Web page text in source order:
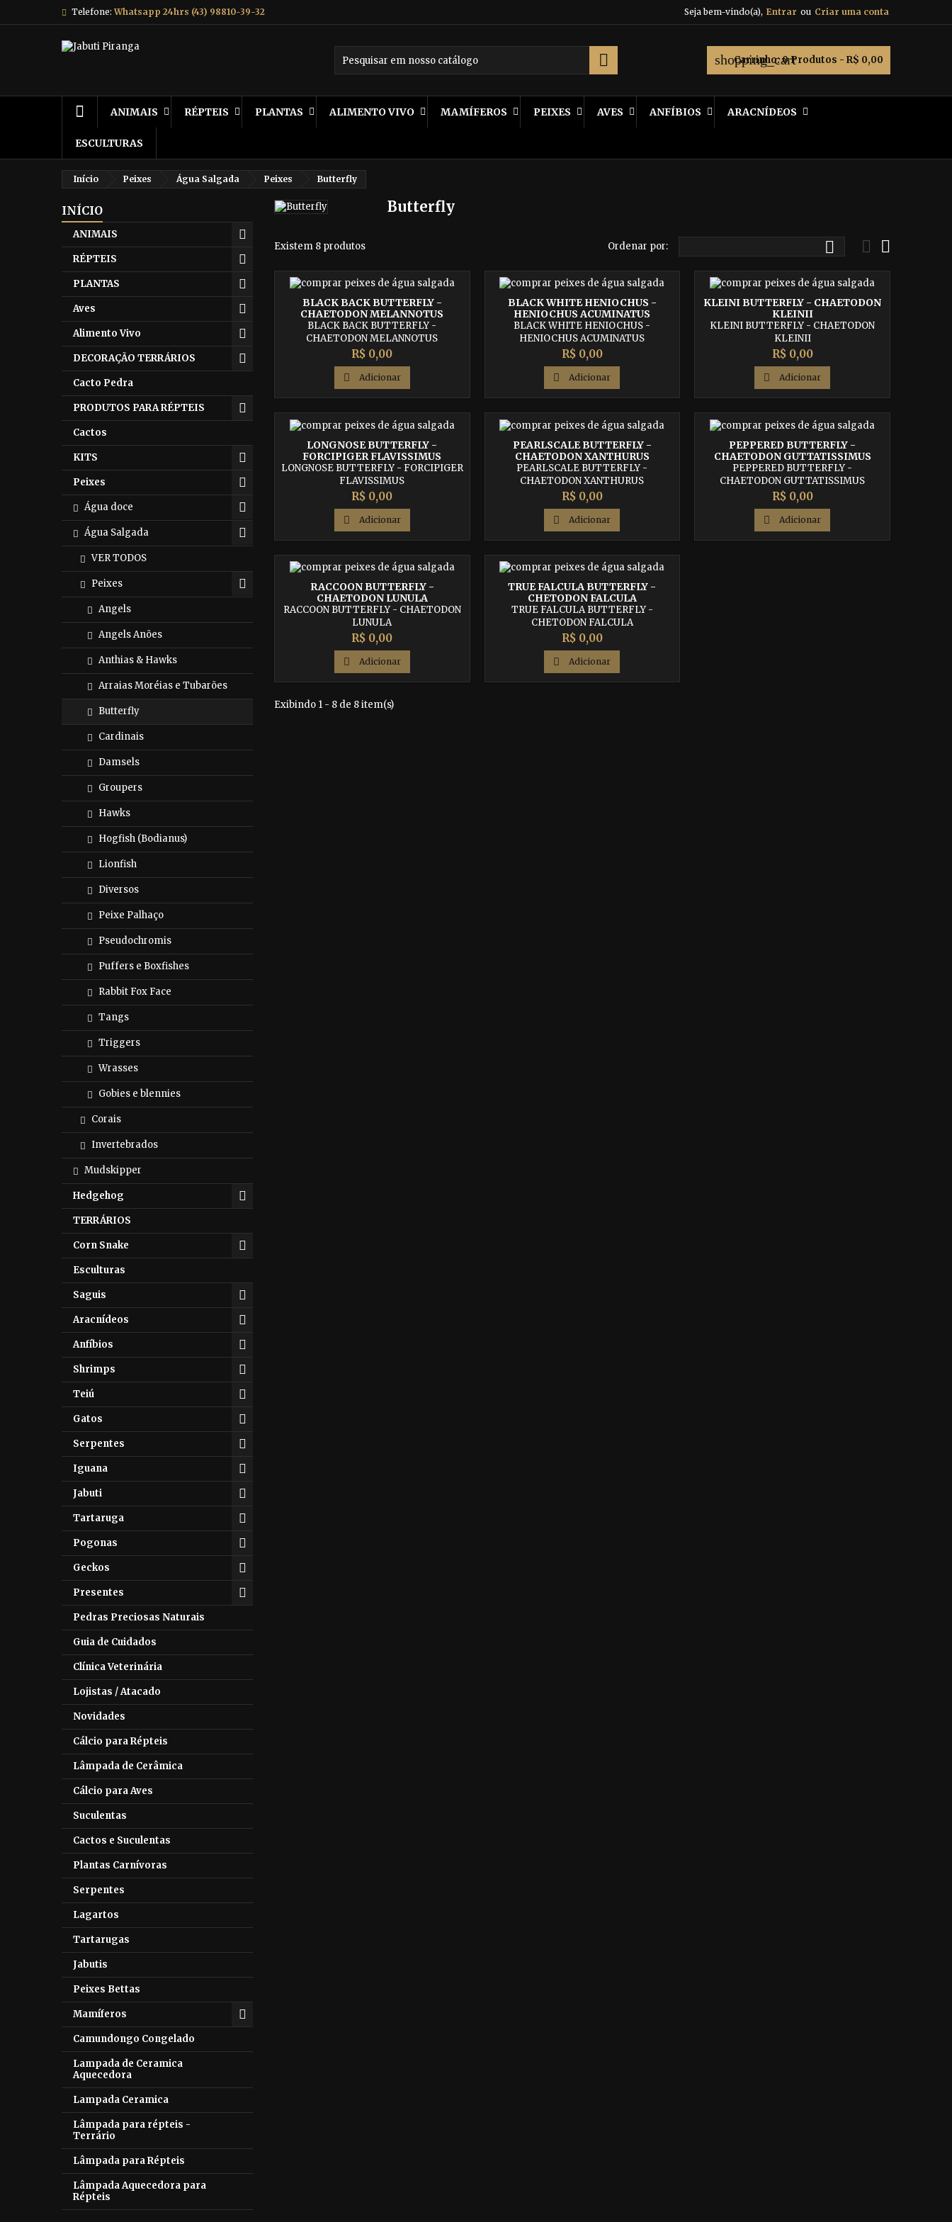
Telefone: Whatsapp 24hrs (43) 98810-39-32 Seja bem-vindo(a), Entrar ou Criar uma conta
shopping_cart
Carrinho:0Produtos - R$ 0,00

ANIMAIS RÉPTEIS PLANTAS ALIMENTO VIVO MAMÍFEROS PEIXES AVES ANFÍBIOS ARACNÍDEOS
ESCULTURAS
Início Peixes Água Salgada Peixes Butterfly
INÍCIO
ANIMAIS
RÉPTEIS
PLANTAS
Aves
Alimento Vivo
DECORAÇÃO TERRÁRIOS
Cacto Pedra
PRODUTOS PARA RÉPTEIS
Cactos
KITS
Peixes
Água doce
Água Salgada
VER TODOS
Peixes
Angels
Angels Anões
Anthias & Hawks
Arraias Moréias e Tubarões
Butterfly
Cardinais
Damsels
Groupers
Hawks
Hogfish (Bodianus)
Lionfish
Diversos
Peixe Palhaço
Pseudochromis
Puffers e Boxfishes
Rabbit Fox Face
Tangs
Triggers
Wrasses
Gobies e blennies
Corais
Invertebrados
Mudskipper
Hedgehog
TERRÁRIOS
Corn Snake
Esculturas
Saguis
Aracnídeos
Anfíbios
Shrimps
Teiú
Gatos
Serpentes
Iguana
Jabuti
Tartaruga
Pogonas
Geckos
Presentes
Pedras Preciosas Naturais
Guia de Cuidados
Clínica Veterinária
Lojistas / Atacado
Novidades
Cálcio para Répteis
Lâmpada de Cerâmica
Cálcio para Aves
Suculentas
Cactos e Suculentas
Plantas Carnívoras
Serpentes
Lagartos
Tartarugas
Jabutis
Peixes Bettas
Mamíferos
Camundongo Congelado
Lampada de Ceramica
Aquecedora
Lampada Ceramica
Lâmpada para répteis -
Terrário
Lâmpada para Répteis
Lâmpada Aquecedora para
Répteis
Butterfly
Existem 8 produtos Ordenar por:   
BLACK BACK BUTTERFLY -
CHAETODON MELANNOTUS
BLACK BACK BUTTERFLY -
CHAETODON MELANNOTUS
Preço
R$ 0,00
 Adicionar
BLACK WHITE HENIOCHUS -
HENIOCHUS ACUMINATUS
BLACK WHITE HENIOCHUS -
HENIOCHUS ACUMINATUS
Preço
R$ 0,00
 Adicionar
KLEINI BUTTERFLY - CHAETODON
KLEINII
KLEINI BUTTERFLY - CHAETODON
KLEINII
Preço
R$ 0,00
 Adicionar
LONGNOSE BUTTERFLY -
FORCIPIGER FLAVISSIMUS
LONGNOSE BUTTERFLY - FORCIPIGER
FLAVISSIMUS
Preço
R$ 0,00
 Adicionar
PEARLSCALE BUTTERFLY -
CHAETODON XANTHURUS
PEARLSCALE BUTTERFLY -
CHAETODON XANTHURUS
Preço
R$ 0,00
 Adicionar
PEPPERED BUTTERFLY -
CHAETODON GUTTATISSIMUS
PEPPERED BUTTERFLY -
CHAETODON GUTTATISSIMUS
Preço
R$ 0,00
 Adicionar
RACCOON BUTTERFLY -
CHAETODON LUNULA
RACCOON BUTTERFLY - CHAETODON
LUNULA
Preço
R$ 0,00
 Adicionar
TRUE FALCULA BUTTERFLY -
CHETODON FALCULA
TRUE FALCULA BUTTERFLY -
CHETODON FALCULA
Preço
R$ 0,00
 Adicionar
Exibindo 1 - 8 de 8 item(s)